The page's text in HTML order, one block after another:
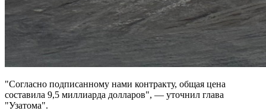
"Согласно подписанному нами контракту, общая цена
составила 9,5 миллиарда долларов", — уточнил глава
"Узатома".